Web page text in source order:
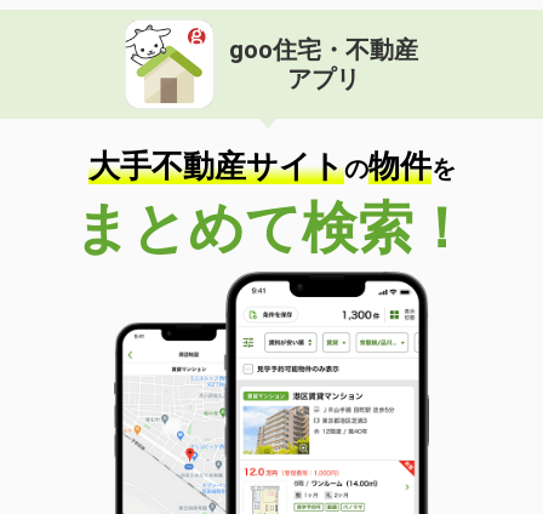
goo住宅・不動産
アプリ
大手不動産サイトの物件を
まとめて検索！